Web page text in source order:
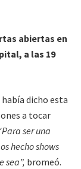
abiertas en
a las 19
dicho esta
a tocar
ser una
hecho shows
sea”, bromeó.